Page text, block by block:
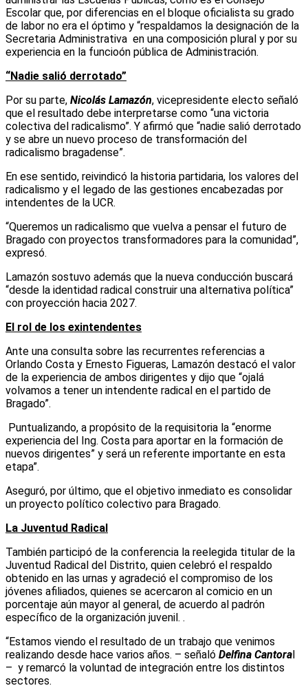
Escolar que, por diferencias en el bloque oficialista su grado
de labor no era el óptimo y “respaldamos la designación de la
Secretaria Administrativa en una composición plural y por su
experiencia en la funcioón pública de Administración.
“Nadie salió derrotado”
Por su parte, Nicolás Lamazón, vicepresidente electo señaló
que el resultado debe interpretarse como “una victoria
colectiva del radicalismo”. Y afirmó que “nadie salió derrotado
y se abre un nuevo proceso de transformación del
radicalismo bragadense”.
En ese sentido, reivindicó la historia partidaria, los valores del
radicalismo y el legado de las gestiones encabezadas por
intendentes de la UCR.
“Queremos un radicalismo que vuelva a pensar el futuro de
Bragado con proyectos transformadores para la comunidad”,
expresó.
Lamazón sostuvo además que la nueva conducción buscará
“desde la identidad radical construir una alternativa política”
con proyección hacia 2027.
El rol de los exintendentes
Ante una consulta sobre las recurrentes referencias a
Orlando Costa y Ernesto Figueras, Lamazón destacó el valor
de la experiencia de ambos dirigentes y dijo que “ojalá
volvamos a tener un intendente radical en el partido de
Bragado”.
Puntualizando, a propósito de la requisitoria la “enorme
experiencia del Ing. Costa para aportar en la formación de
nuevos dirigentes” y será un referente importante en esta
etapa”.
Aseguró, por último, que el objetivo inmediato es consolidar
un proyecto político colectivo para Bragado.
La Juventud Radical
También participó de la conferencia la reelegida titular de la
Juventud Radical del Distrito, quien celebró el respaldo
obtenido en las urnas y agradeció el compromiso de los
jóvenes afiliados, quienes se acercaron al comicio en un
porcentaje aún mayor al general, de acuerdo al padrón
específico de la organización juvenil. .
“Estamos viendo el resultado de un trabajo que venimos
realizando desde hace varios años. – señaló Delfina Cantoral
– y remarcó la voluntad de integración entre los distintos
sectores.